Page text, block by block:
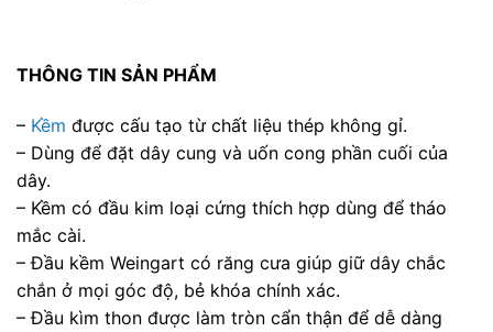
THÔNG TIN SẢN PHẨM
– Kềm được cấu tạo từ chất liệu thép không gỉ.
– Dùng để đặt dây cung và uốn cong phần cuối của
dây.
– Kềm có đầu kim loại cứng thích hợp dùng để tháo
mắc cài.
– Đầu kềm Weingart có răng cưa giúp giữ dây chắc
chắn ở mọi góc độ, bẻ khóa chính xác.
– Đầu kìm thon được làm tròn cẩn thận để dễ dàng